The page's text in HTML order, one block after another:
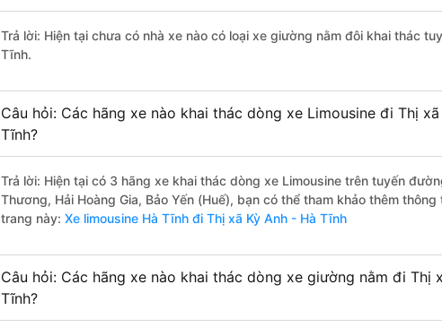
Trả lời: Hiện tại chưa có nhà xe nào có loại xe giường nằm đôi khai thác
Tĩnh.
Câu hỏi: Các hãng xe nào khai thác dòng xe Limousine đi Thị
Tĩnh?
Trả lời: Hiện tại có 3 hãng xe khai thác dòng xe Limousine trên tuyến
Thương, Hải Hoàng Gia, Bảo Yến (Huế), bạn có thể tham khảo thêm
trang này: Xe limousine Hà Tĩnh đi Thị xã Kỳ Anh - Hà Tĩnh
Câu hỏi: Các hãng xe nào khai thác dòng xe giường nằm đi Thị
Tĩnh?